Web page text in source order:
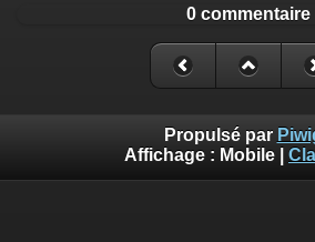
0 commentaire
Propulsé par
Affichage : Mobile